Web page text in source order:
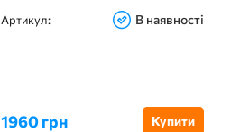
Артикул: В наявності
1960 грн Купити